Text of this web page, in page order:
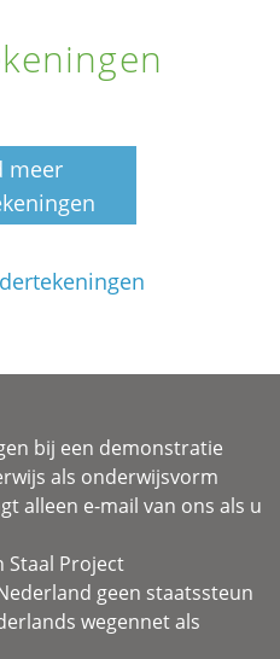
meer
bij een demonstratie
als onderwijsvorm
alleen e-mail van ons als u
Staal Project
geen staatssteun
wegennet als